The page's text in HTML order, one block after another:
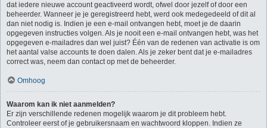
dat iedere nieuwe account geactiveerd wordt, ofwel door jezelf of door een
beheerder. Wanneer je je geregistreerd hebt, werd ook medegedeeld of dit al
dan niet nodig is. Indien je een e-mail ontvangen hebt, moet je de daarin
opgegeven instructies volgen. Als je nooit een e-mail ontvangen hebt, was het
opgegeven e-mailadres dan wel juist? Één van de redenen van activatie is om
het aantal valse accounts te doen dalen. Als je zeker bent dat je e-mailadres
correct was, neem dan contact op met de beheerder.
Omhoog
Waarom kan ik niet aanmelden?
Er zijn verschillende redenen mogelijk waarom je dit probleem hebt.
Controleer eerst of je gebruikersnaam en wachtwoord kloppen. Indien ze